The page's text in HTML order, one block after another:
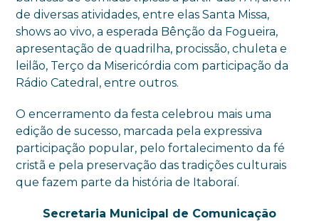
de diversas atividades, entre elas Santa Missa,
shows ao vivo, a esperada Bênção da Fogueira,
apresentação de quadrilha, procissão, chuleta e
leilão, Terço da Misericórdia com participação da
Rádio Catedral, entre outros.
O encerramento da festa celebrou mais uma
edição de sucesso, marcada pela expressiva
participação popular, pelo fortalecimento da fé
cristã e pela preservação das tradições culturais
que fazem parte da história de Itaboraí.
Secretaria Municipal de Comunicação